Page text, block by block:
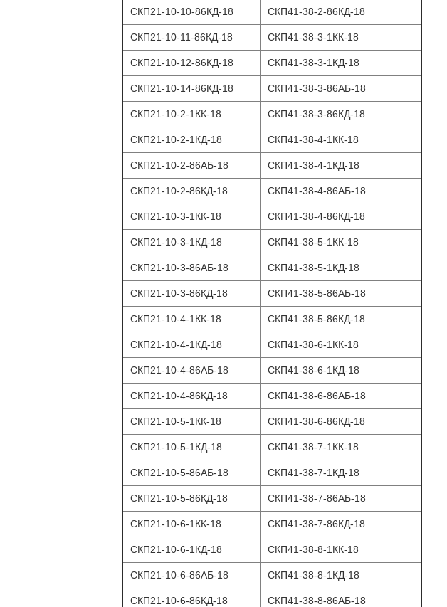
СКП21-10-10-86КД-18
СКП41-38-2-86КД-18
СКП21-10-11-86КД-18 СКП41-38-3-1КК-18
СКП21-10-12-86КД-18 СКП41-38-3-1КД-18
СКП21-10-14-86КД-18 СКП41-38-3-86АБ-18
СКП21-10-2-1КК-18 СКП41-38-3-86КД-18
СКП21-10-2-1КД-18 СКП41-38-4-1КК-18
СКП21-10-2-86АБ-18 СКП41-38-4-1КД-18
СКП21-10-2-86КД-18 СКП41-38-4-86АБ-18
СКП21-10-3-1КК-18 СКП41-38-4-86КД-18
СКП21-10-3-1КД-18 СКП41-38-5-1КК-18
СКП21-10-3-86АБ-18 СКП41-38-5-1КД-18
СКП21-10-3-86КД-18 СКП41-38-5-86АБ-18
СКП21-10-4-1КК-18 СКП41-38-5-86КД-18
СКП21-10-4-1КД-18 СКП41-38-6-1КК-18
СКП21-10-4-86АБ-18 СКП41-38-6-1КД-18
СКП21-10-4-86КД-18 СКП41-38-6-86АБ-18
СКП21-10-5-1КК-18 СКП41-38-6-86КД-18
СКП21-10-5-1КД-18 СКП41-38-7-1КК-18
СКП21-10-5-86АБ-18 СКП41-38-7-1КД-18
СКП21-10-5-86КД-18 СКП41-38-7-86АБ-18
СКП21-10-6-1КК-18 СКП41-38-7-86КД-18
СКП21-10-6-1КД-18 СКП41-38-8-1КК-18
СКП21-10-6-86АБ-18 СКП41-38-8-1КД-18
СКП21-10-6-86КД-18 СКП41-38-8-86АБ-18